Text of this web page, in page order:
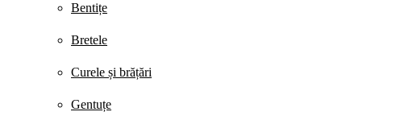
Bentițe
Bretele
Curele și brățări
Gentuțe